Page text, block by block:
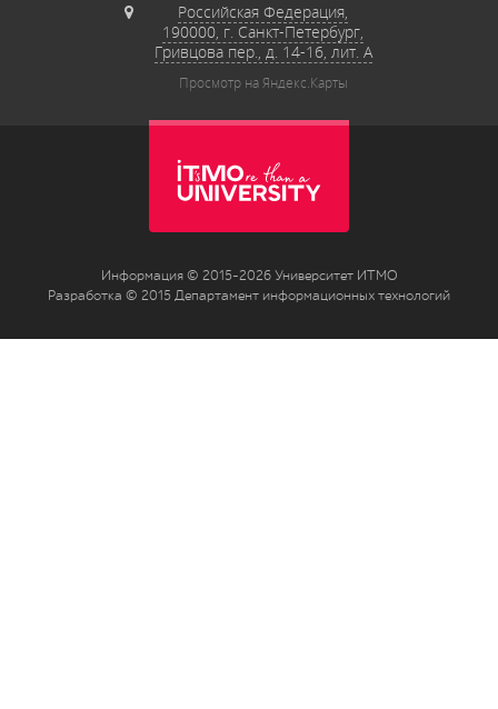
Российская Федерация,
190000, г. Санкт-Петербург,
Гривцова пер., д. 14-16, лит. А
Просмотр на Яндекс.Карты
Информация © 2015-2026 Университет ИТМО
Разработка © 2015 Департамент информационных технологий